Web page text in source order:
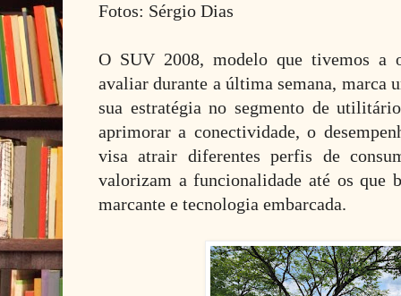
Fotos: Sérgio Dias
O SUV 2008, modelo que tivemos a
avaliar durante a última semana, marca
sua estratégia no segmento de
aprimorar a conectividade, o
visa atrair diferentes perfis de
valorizam a funcionalidade até os que
marcante e tecnologia embarcada.